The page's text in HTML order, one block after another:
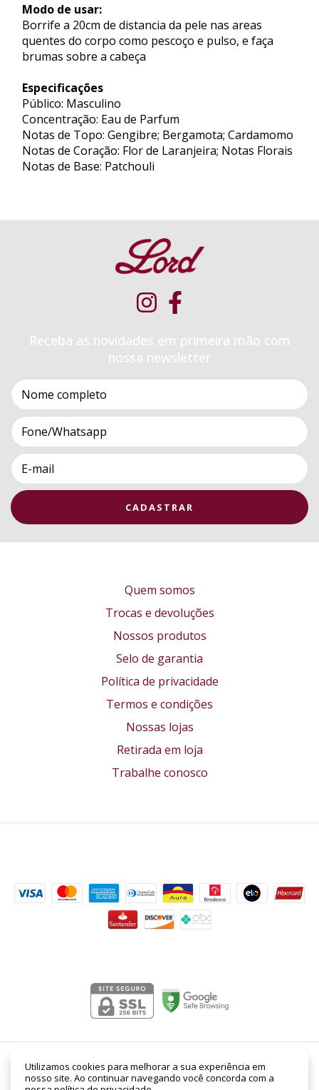
Utilizamos cookies para melhorar a sua experiência em
nosso site. Ao continuar navegando você concorda com a
Modo de usar:
Borrife a 20cm de distancia da pele nas areas
quentes do corpo como pescoço e pulso, e faça
brumas sobre a cabeça
Especificações
Público: Masculino
Concentração: Eau de Parfum
Notas de Topo: Gengibre; Bergamota; Cardamomo
Notas de Coração: Flor de Laranjeira; Notas Florais
Notas de Base: Patchouli
Receba as novidades em primeira mão com
nossa newsletter
Quem somos
Trocas e devoluções
Nossos produtos
Selo de garantia
Política de privacidade
Termos e condições
Nossas lojas
Retirada em loja
Trabalhe conosco
Myslf L'absolu Yves Saint Laurent EDP Masculino 100ml
- Lord Perfumaria